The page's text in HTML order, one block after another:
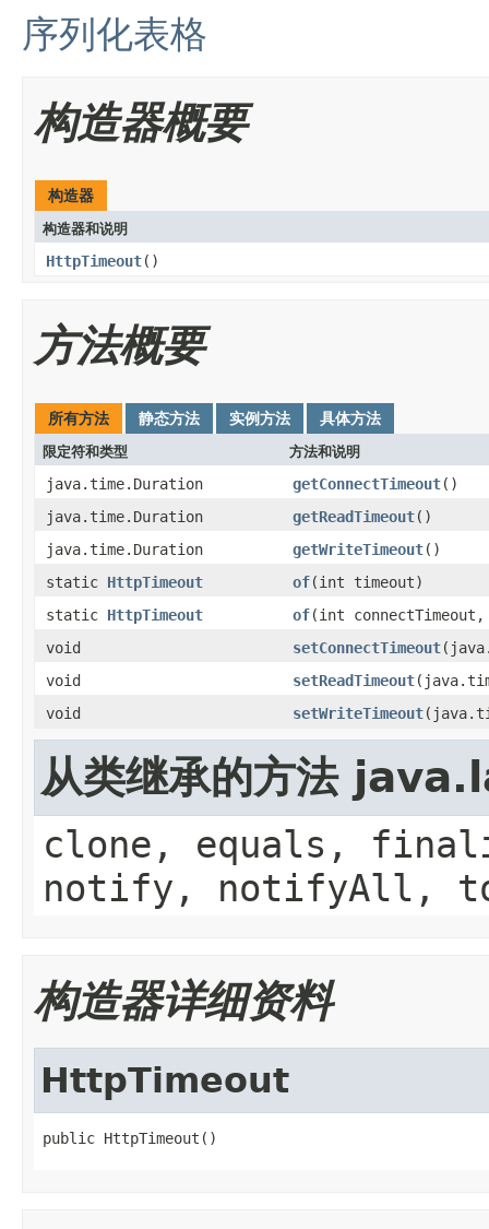
序列化表格
构造器概要
构造器
构造器和说明
HttpTimeout()
方法概要
所有方法 静态方法 实例方法 具体方法
限定符和类型 方法和说明
java.time.Duration getConnectTimeout()
java.time.Duration
getReadTimeout()
java.time.Duration
getWriteTimeout()
static HttpTimeout of(int timeout)
static HttpTimeout of(int
void
setConnectTimeout
void
setReadTimeout
void
setWriteTimeout
从类继承的方法
clone, equals,
notify, notifyAll,
构造器详细资料
HttpTimeout
public HttpTimeout()